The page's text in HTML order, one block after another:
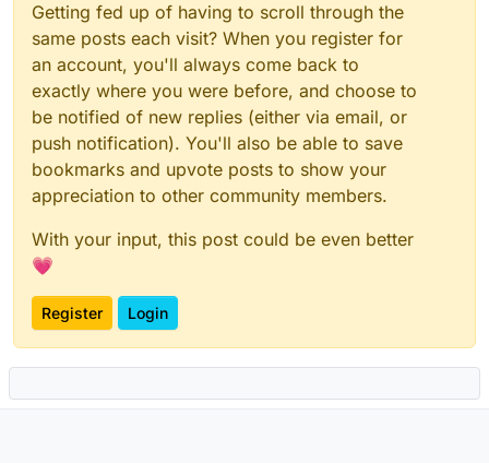
Getting fed up of having to scroll through the
same posts each visit? When you register for
an account, you'll always come back to
exactly where you were before, and choose to
be notified of new replies (either via email, or
push notification). You'll also be able to save
bookmarks and upvote posts to show your
appreciation to other community members.
With your input, this post could be even better
💗
Register Login